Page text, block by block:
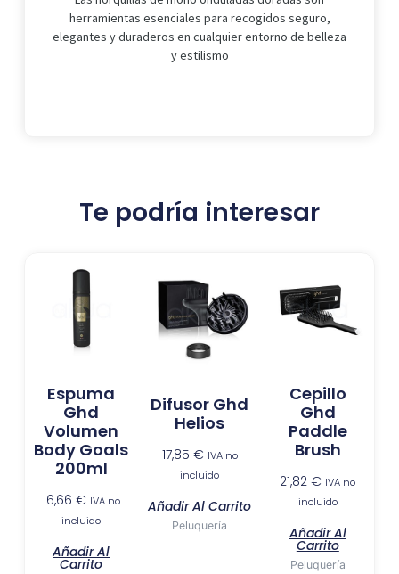
herramientas esenciales para recogidos seguro,
elegantes y duraderos en cualquier entorno de belleza
y estilismo
Te podría interesar
Espuma
Ghd
Volumen
Body Goals
200ml
16,66 € IVA no
incluido
Añadir Al
Carrito
Difusor Ghd
Helios
17,85 € IVA no
incluido
Añadir Al Carrito
Peluquería
Cepillo
Ghd
Paddle
Brush
21,82€ IVA no
incluido
Añadir Al
Carrito
Peluquería